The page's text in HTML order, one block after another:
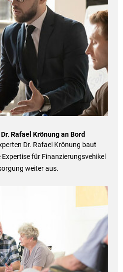
Rafael Krönung an Bord
Dr. Rafael Krönung baut
für Finanzierungsvehikel
weiter aus.